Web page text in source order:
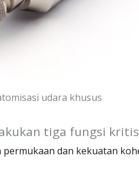
udara khusus
tiga fungsi
dan kekuatan